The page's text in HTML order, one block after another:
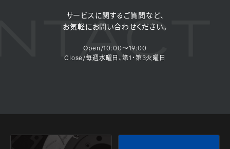
サービスに関するご質問など、
お気軽にお問い合わせください。
Open/10:00～19:00
Close/毎週水曜日、第1・第3火曜日